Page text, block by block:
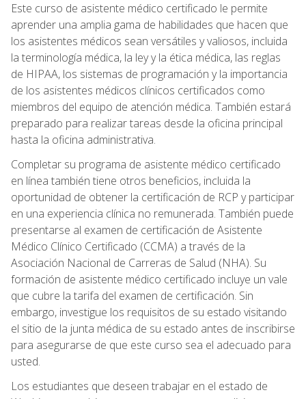
Este curso de asistente médico certificado le permite
aprender una amplia gama de habilidades que hacen que
los asistentes médicos sean versátiles y valiosos, incluida
la terminología médica, la ley y la ética médica, las reglas
de HIPAA, los sistemas de programación y la importancia
de los asistentes médicos clínicos certificados como
miembros del equipo de atención médica. También estará
preparado para realizar tareas desde la oficina principal
hasta la oficina administrativa.
Completar su programa de asistente médico certificado
en línea también tiene otros beneficios, incluida la
oportunidad de obtener la certificación de RCP y participar
en una experiencia clínica no remunerada. También puede
presentarse al examen de certificación de Asistente
Médico Clínico Certificado (CCMA) a través de la
Asociación Nacional de Carreras de Salud (NHA). Su
formación de asistente médico certificado incluye un vale
que cubre la tarifa del examen de certificación. Sin
embargo, investigue los requisitos de su estado visitando
el sitio de la junta médica de su estado antes de inscribirse
para asegurarse de que este curso sea el adecuado para
usted.
Los estudiantes que deseen trabajar en el estado de